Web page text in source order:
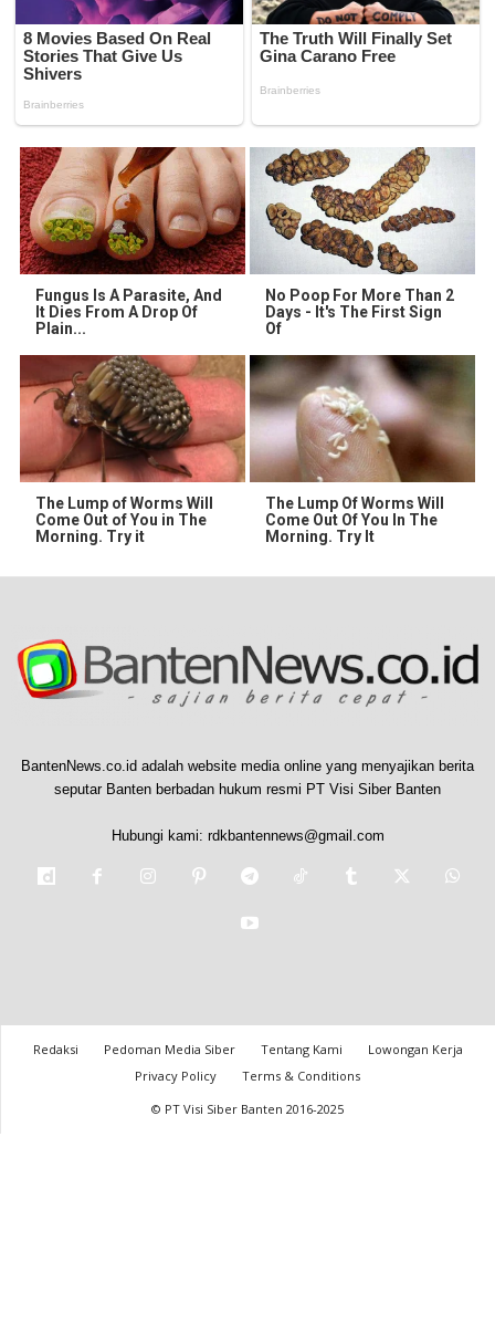
Fungus Is A Parasite, And
It Dies From A Drop Of
Plain...
No Poop For More Than 2
Days - It's The First Sign
Of
The Lump of Worms Will
Come Out of You in The
Morning. Try it
The Lump Of Worms Will
Come Out Of You In The
Morning. Try It
BantenNews.co.id adalah website media online yang menyajikan berita
seputar Banten berbadan hukum resmi PT Visi Siber Banten
Hubungi kami: rdkbantennews@gmail.com
Redaksi Pedoman Media Siber Tentang Kami
Lowongan Kerja
Privacy Policy
Terms & Conditions
© PT Visi Siber Banten 2016-2025